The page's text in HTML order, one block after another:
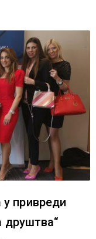
у привреди
друштва“